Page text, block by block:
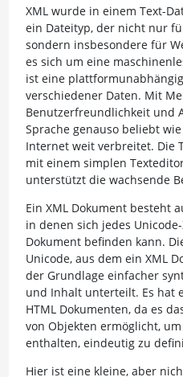
XML wurde in einem Text-
ein Dateityp, der nicht nur
sondern insbesondere für
es sich um eine
ist eine
verschiedener Daten. Mit
Benutzerfreundlichkeit und
Sprache genauso beliebt
Internet weit verbreitet. Die
mit einem simplen
unterstützt die wachsende
Ein XML Dokument besteht
in denen sich jedes
Dokument befinden kann.
Unicode, aus dem ein XML
der Grundlage einfacher
und Inhalt unterteilt. Es hat
HTML Dokumenten, da es
von Objekten ermöglicht,
enthalten, eindeutig zu
Hier ist eine kleine, aber